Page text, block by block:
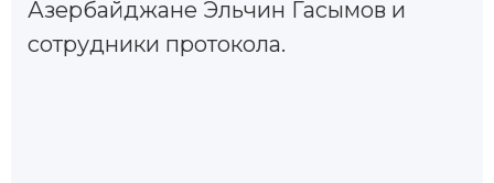
Азербайджане Эльчин Гасымов и
сотрудники протокола.